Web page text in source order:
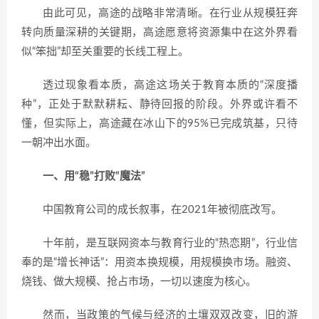
由此可见，高途的战略非常清晰。在行业从规模狂奔
转向质量深耕的关键期，高途愿意将资源集中在这外界看
似“笨拙”却至关重要的长线工程上。
透过现象看本质，高途这场关于教育本质的“深度播
种”，正处于默默耕耘、静待回报的阶段。外界或许看不
懂，但实际上，高途藏在冰山下的95%已完成筑基，只待
一朝冲出水面。
一、用“稳”打败“魔法”
中国教育公司的成长叙事，在2021年被彻底改写。
十年前，是互联网资本与教育行业的“热恋期”，行业信
奉的是“增长神话”：用资本换规模，用规模换市场。融资、
烧钱、做大规模、抢占市场，一切以速度为核心。
然而，当政策的气候与经济的土壤双双改变，旧的游